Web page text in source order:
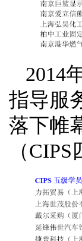
2014
指导服
落下帷
（